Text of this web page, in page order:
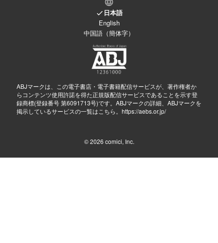
日本語
English
中国語（簡体字）
ABJマークは、この電子書店・電子書籍配信サービスが、著作権者か
らコンテンツ使用許諾を得た正規版配信サービスであることを示す登
録商標(登録番号 第6091713号)です。ABJマークの詳細、ABJマークを
掲示しているサービスの一覧はこちら。 https://aebs.or.jp/
© 2026 comici, Inc.